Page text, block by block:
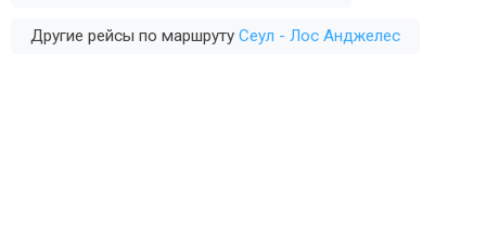
Другие рейсы по маршруту Сеул - Лос Анджелес